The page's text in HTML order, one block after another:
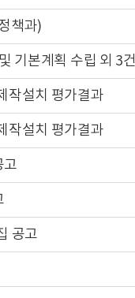
책과)
기본계획 수립 외 3건
작설치 평가결과
작설치 평가결과
고
공고